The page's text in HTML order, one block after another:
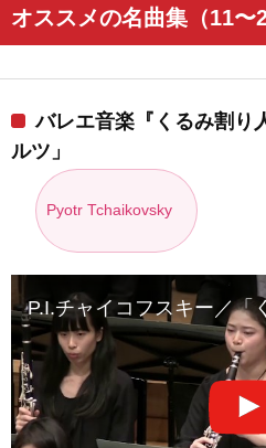
オススメの名曲集（11〜
バレエ音楽『くるみ割り
ルツ」
Pyotr Tchaikovsky
P.I.チャイコフスキー／「